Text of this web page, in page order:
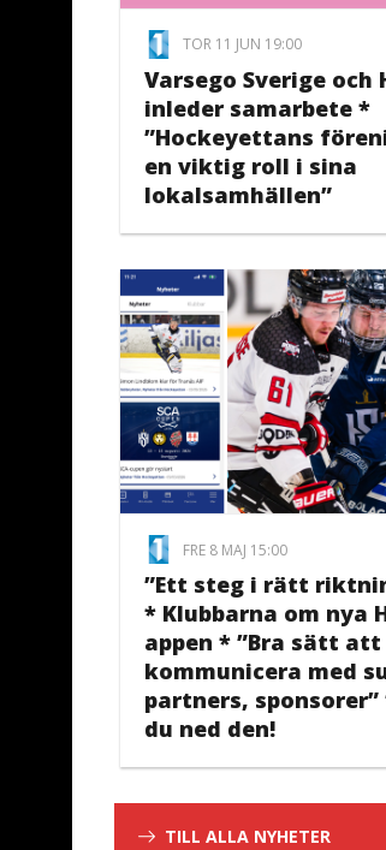
TOR 11 JUN 19:00
Varsego Sverige och
inleder samarbete *
”Hockeyettans
en viktig roll i sina
lokalsamhällen”
FRE 8 MAJ 15:00
”Ett steg i rätt
* Klubbarna om nya
appen * ”Bra sätt att
kommunicera med
partners, sponsorer”
du ned den!
TILL ALLA NYHETER